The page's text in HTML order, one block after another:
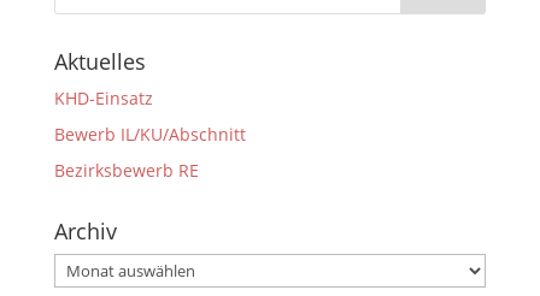
Aktuelles
KHD-Einsatz
Bewerb IL/KU/Abschnitt
Bezirksbewerb RE
Archiv
Archiv